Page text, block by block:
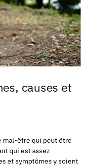
causes et
mal-être qui peut être
qui est assez
et symptômes y soient